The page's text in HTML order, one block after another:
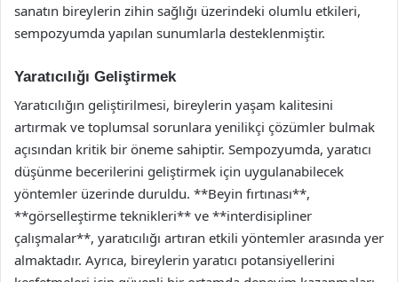
sanatın bireylerin zihin sağlığı üzerindeki olumlu etkileri,
sempozyumda yapılan sunumlarla desteklenmiştir.
Yaratıcılığı Geliştirmek
Yaratıcılığın geliştirilmesi, bireylerin yaşam kalitesini
artırmak ve toplumsal sorunlara yenilikçi çözümler bulmak
açısından kritik bir öneme sahiptir. Sempozyumda, yaratıcı
düşünme becerilerini geliştirmek için uygulanabilecek
yöntemler üzerinde duruldu. **Beyin fırtınası**,
**görselleştirme teknikleri** ve **interdisipliner
çalışmalar**, yaratıcılığı artıran etkili yöntemler arasında yer
almaktadır. Ayrıca, bireylerin yaratıcı potansiyellerini